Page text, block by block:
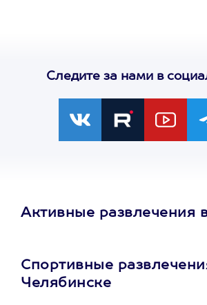
Следите за нами в
Активные развлечения
Спортивные
Челябинске